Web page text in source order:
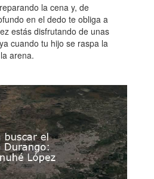
la cena y, de
en el dedo te obliga a
estás disfrutando de unas
cuando tu hijo se raspa la
arena.